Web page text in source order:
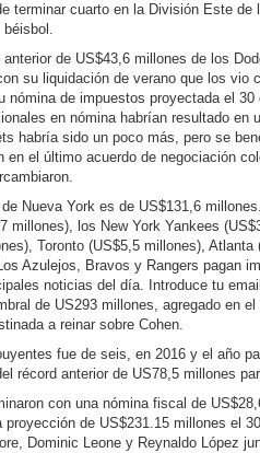
terminar cuarto en la División Este
de US$43,6 millones de los
su liquidación de verano que los vio
nómina de impuestos proyectada el
en nómina habrían resultado en
habría sido un poco más, pero se
en el último acuerdo de negociación
Nueva York es de US$131,6
millones), los New York Yankees
Toronto (US$5,5 millones),
Azulejos, Bravos y Rangers pagan
noticias del día. Introduce tu
de US293 millones, agregado en
a reinar sobre Cohen.
fue de seis, en 2016 y el año
récord anterior de US78,5 millones
con una nómina fiscal de
de US$231.15 millones el
Dominic Leone y Reynaldo López